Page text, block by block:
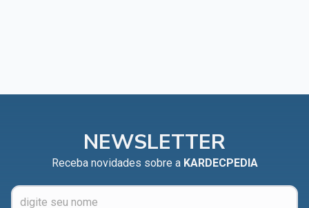
NEWSLETTER
Receba novidades sobre a KARDECPEDIA